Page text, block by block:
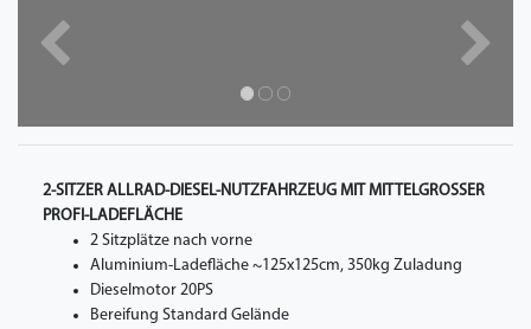
Zurück Nächste
2-SITZER ALLRAD-DIESEL-NUTZFAHRZEUG MIT MITTELGROSSER
PROFI-LADEFLÄCHE
2 Sitzplätze nach vorne
Aluminium-Ladefläche ~125x125cm, 350kg Zuladung
Dieselmotor 20PS
Bereifung Standard Gelände